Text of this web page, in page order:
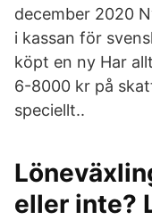
december 2020
i kassan för
köpt en ny Har
6-8000 kr på
speciellt..
eller inte?